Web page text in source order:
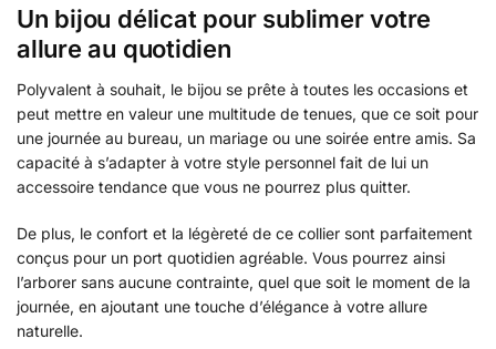
Un bijou délicat pour sublimer votre
allure au quotidien
Polyvalent à souhait, le bijou se prête à toutes les occasions et
peut mettre en valeur une multitude de tenues, que ce soit pour
une journée au bureau, un mariage ou une soirée entre amis. Sa
capacité à s’adapter à votre style personnel fait de lui un
accessoire tendance que vous ne pourrez plus quitter.
De plus, le confort et la légèreté de ce collier sont parfaitement
conçus pour un port quotidien agréable. Vous pourrez ainsi
l’arborer sans aucune contrainte, quel que soit le moment de la
journée, en ajoutant une touche d’élégance à votre allure
naturelle.